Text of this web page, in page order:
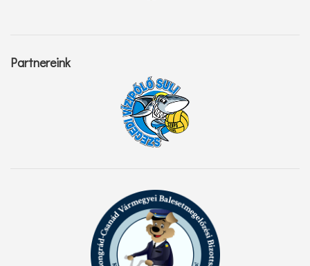
Partnereink